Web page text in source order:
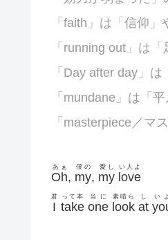
「 faith」は「信仰」
「 running out」は「
「Day after day」
「 mundane」は「平
「 masterpiece／マ
Oh
あぁ
, my
僕の
, my
愛し
love
い人よ
I
君
take
って本
one
当に
look
素晴ら
at
し いよ